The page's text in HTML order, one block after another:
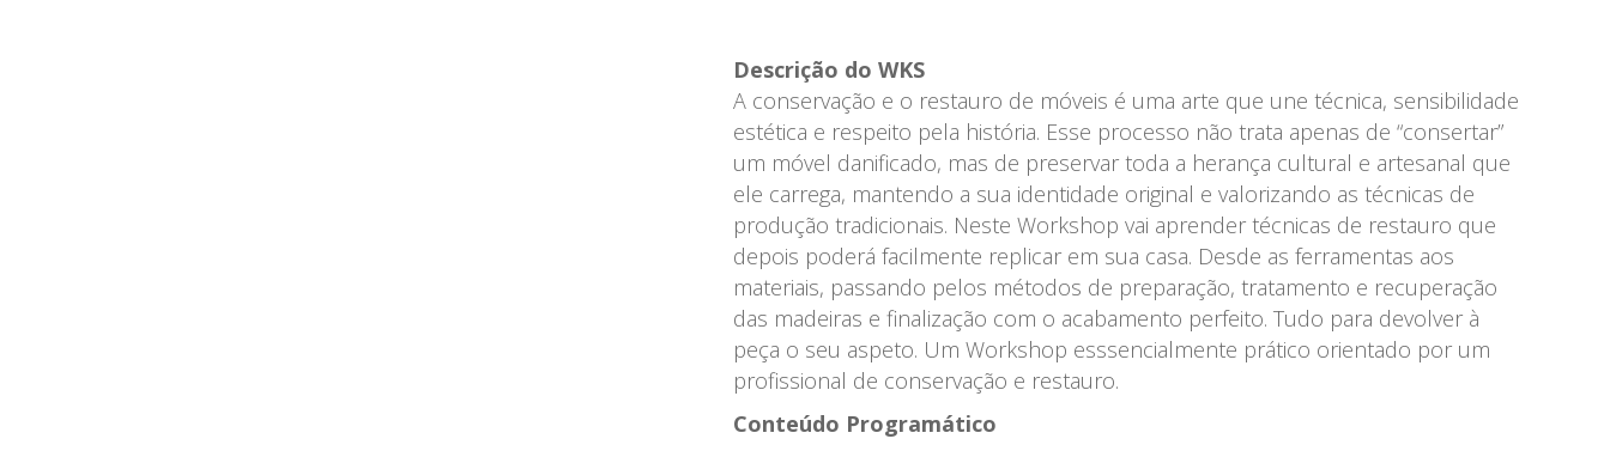
OUT
|
14h
-
18h
|
PT
|
mais...
Descrição do WKS
A conservação e o restauro de móveis é uma arte que une técnica, sensibilidade
estética e respeito pela história. Esse processo não trata apenas de “consertar”
um móvel danificado, mas de preservar toda a herança cultural e artesanal que
ele carrega, mantendo a sua identidade original e valorizando as técnicas de
produção tradicionais. Neste Workshop vai aprender técnicas de restauro que
depois poderá facilmente replicar em sua casa. Desde as ferramentas aos
materiais, passando pelos métodos de preparação, tratamento e recuperação
das madeiras e finalização com o acabamento perfeito. Tudo para devolver à
peça o seu aspeto. Um Workshop esssencialmente prático orientado por um
profissional de conservação e restauro.
Conteúdo Programático